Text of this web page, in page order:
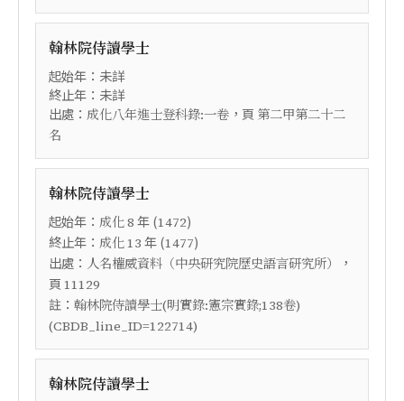
翰林院侍讀學士
起始年：未詳
終止年：未詳
出處： 成化八年進士登科錄:一卷 ，頁 第二甲第二十二
名
翰林院侍讀學士
起始年： 成化8 年 (1472)
終止年： 成化13 年 (1477)
出處： 人名權威資料（中央研究院歷史語言研究所）
，
頁 11129
註： 翰林院侍讀學士(明實錄:憲宗實錄;138卷)
(CBDB_line_ID=122714)
翰林院侍讀學士